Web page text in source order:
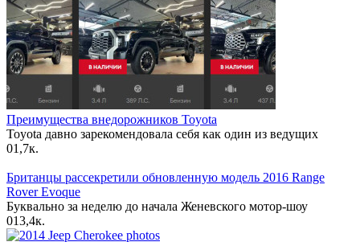
Преимущества внедорожников Toyota
Toyota давно зарекомендовала себя как один из ведущих
01,7к.
Британцы рассекретили обновленную модель 2016 Range
Rover Evoque
Буквально за неделю до начала Женевского мотор-шоу
013,4к.